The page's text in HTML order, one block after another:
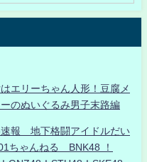
エリーちゃん人形！豆腐メ
のぬいぐるみ男子末路編
報 地下格闘アイドルだい
ちゃんねる BNK48 ！